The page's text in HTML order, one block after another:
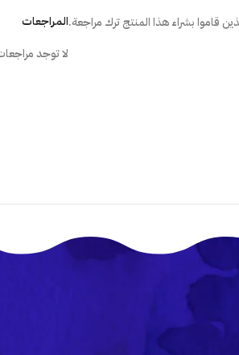
المراجعات
لا توجد
قاموا بشراء هذا المنتج ترك مراجعة.